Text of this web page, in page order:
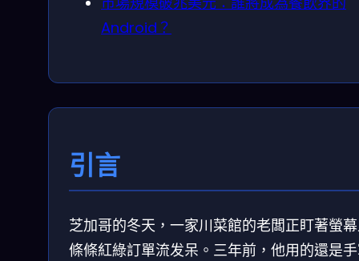
Android？
引言
芝加哥的冬天，一家川菜館的老闆正盯著螢
條條紅綠訂單流发呆。三年前，他用的還是